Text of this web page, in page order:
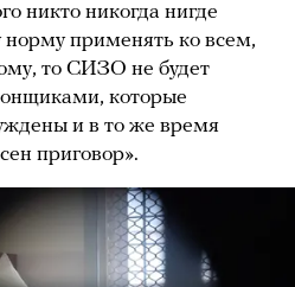
никто никогда нигде
применять ко всем,
то СИЗО не будет
которые
и в то же время
приговор».